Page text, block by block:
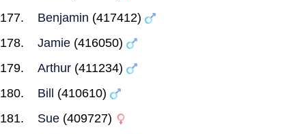
Benjamin (417412)
Jamie (416050)
Arthur (411234)
Bill
(410610)
Sue (409727)